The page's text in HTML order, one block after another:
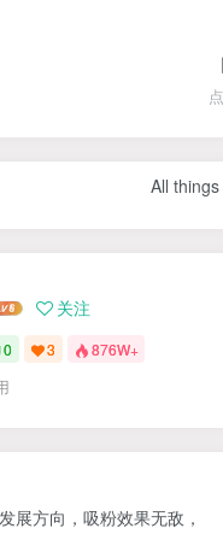
All
关注
0 3 876W+
展方向，吸粉效果无敌，